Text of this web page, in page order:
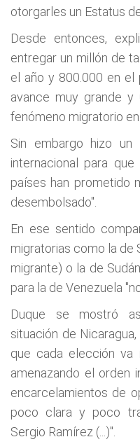
otorgarles un Estatus
Desde entonces,
entregar un millón de
el año y 800.000 en el
avance muy grande
fenómeno migratorio
Sin embargo hizo un
internacional para
países han prometido
desembolsado".
En ese sentido
migratorias como la de
migrante) o la de
para la de Venezuela
Duque se mostró
situación de
que cada elección va
amenazando el orden
encarcelamientos de
poco clara y poco
Sergio Ramírez (...)".